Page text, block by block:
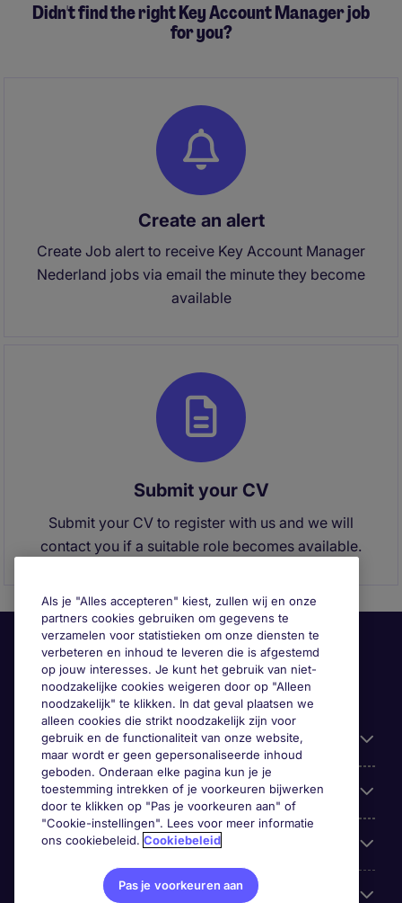
Didn't find the right Key Account Manager job
for you?
Create an alert
Create Job alert to receive Key Account Manager
Nederland jobs via email the minute they become
available
Submit your CV
Submit your CV to register with us and we will
contact you if a suitable role becomes available.
Handige informatie
Onze expertise
Google Rating
Mobile apps
Als je "Alles accepteren" kiest, zullen wij en onze
partners cookies gebruiken om gegevens te
verzamelen voor statistieken om onze diensten te
verbeteren en inhoud te leveren die is afgestemd
op jouw interesses. Je kunt het gebruik van niet-
noodzakelijke cookies weigeren door op "Alleen
noodzakelijk" te klikken. In dat geval plaatsen we
alleen cookies die strikt noodzakelijk zijn voor
gebruik en de functionaliteit van onze website,
maar wordt er geen gepersonaliseerde inhoud
geboden. Onderaan elke pagina kun je je
toestemming intrekken of je voorkeuren bijwerken
door te klikken op "Pas je voorkeuren aan" of
"Cookie-instellingen". Lees voor meer informatie
ons cookiebeleid. Cookiebeleid
Pas je voorkeuren aan